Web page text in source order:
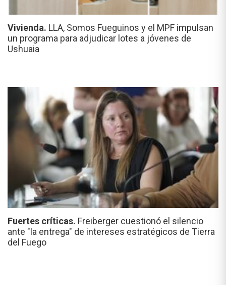
Vivienda. LLA, Somos Fueguinos y el MPF impulsan
un programa para adjudicar lotes a jóvenes de
Ushuaia
Fuertes críticas. Freiberger cuestionó el silencio
ante "la entrega" de intereses estratégicos de Tierra
del Fuego